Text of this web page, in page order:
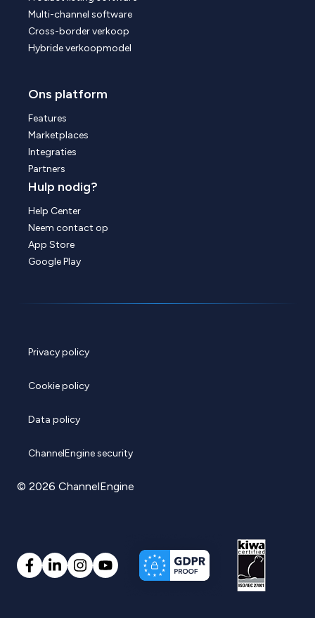
Multi-channel software
Cross-border verkoop
Hybride verkoopmodel
Ons platform
Features
Marketplaces
Integraties
Partners
Hulp nodig?
Help Center
Neem contact op
App Store
Google Play
Privacy policy
Cookie policy
Data policy
ChannelEngine security
© 2026 ChannelEngine